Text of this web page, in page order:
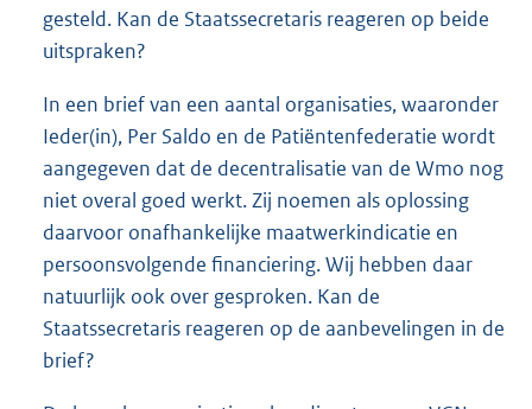
gesteld. Kan de Staatssecretaris reageren op beide
uitspraken?
In een brief van een aantal organisaties, waaronder
Ieder(in), Per Saldo en de Patiëntenfederatie wordt
aangegeven dat de decentralisatie van de Wmo nog
niet overal goed werkt. Zij noemen als oplossing
daarvoor onafhankelijke maatwerkindicatie en
persoonsvolgende financiering. Wij hebben daar
natuurlijk ook over gesproken. Kan de
Staatssecretaris reageren op de aanbevelingen in de
brief?